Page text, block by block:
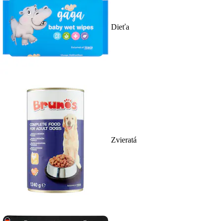
Dieťa
Zvieratá